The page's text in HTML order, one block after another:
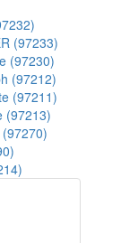
(97233)
(97230)
(97212)
(97211)
(97213)